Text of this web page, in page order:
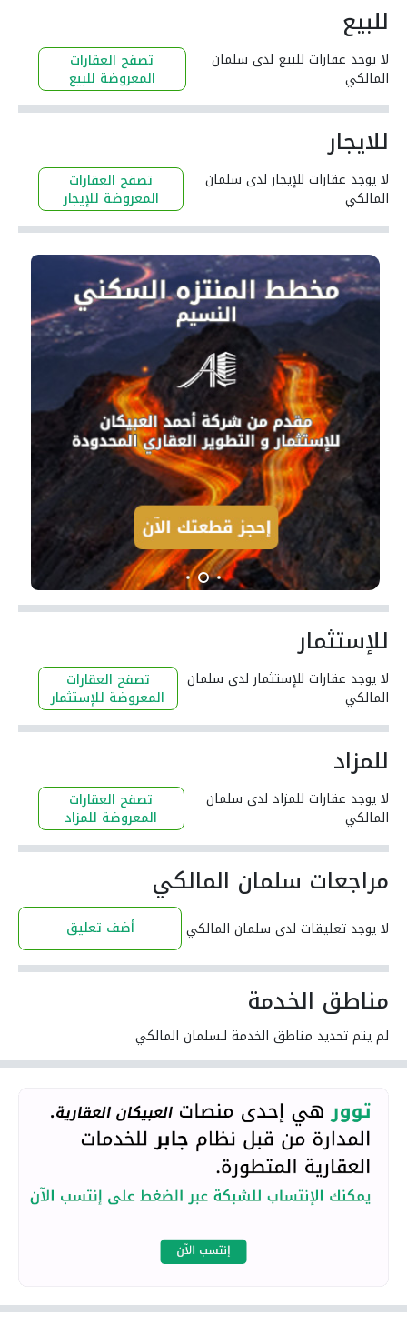
للبيع
لا يوجد عقارات للبيع لدى سلمان
المالكي
تصفح العقارات
المعروضة للبيع
للايجار
لا يوجد عقارات للإيجار لدى سلمان
المالكي
تصفح العقارات
المعروضة للإيجار
للإستثمار
لا يوجد عقارات للإستثمار لدى سلمان
المالكي
تصفح العقارات
المعروضة للإستثمار
للمزاد
لا يوجد عقارات للمزاد لدى سلمان
المالكي
تصفح العقارات
المعروضة للمزاد
مراجعات سلمان المالكي
لا يوجد تعليقات لدى سلمان المالكي أضف تعليق
مناطق الخدمة
لم يتم تحديد مناطق الخدمة لـسلمان المالكي